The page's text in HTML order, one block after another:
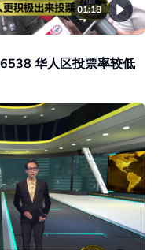
01:18
华人区投票率较低